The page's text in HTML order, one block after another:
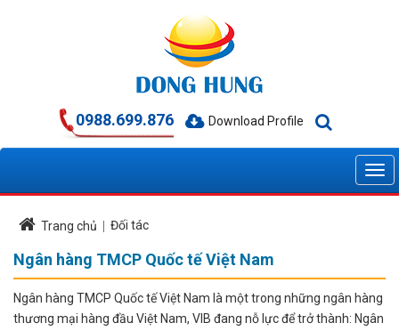
0988.699.876 Download Profile
Trang chủ Đối tác
Ngân hàng TMCP Quốc tế Việt Nam
Ngân hàng TMCP Quốc tế Việt Nam là một trong những ngân hàng
thương mại hàng đầu Việt Nam, VIB đang nỗ lực để trở thành: Ngân